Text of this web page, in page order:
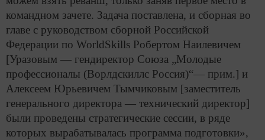
командном зачете. Задача поставлена, и сборная во
главе с руководством сборной Российской
Федерации по WorldSkills Робертом Наилевичем
[Уразовым — гендиректор Союза „Молодые
профессионалы (Ворлдскиллс Россия)“— прим.] и
Алексеем Юрьевичем Тымчиковым [заместитель
генерального директора — технический директор]
были проведены стратегические сессии, в ряде
которых вырабатывалась программа подготовки»,